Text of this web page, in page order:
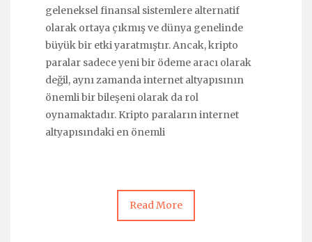
geleneksel finansal sistemlere alternatif
olarak ortaya çıkmış ve dünya genelinde
büyük bir etki yaratmıştır. Ancak, kripto
paralar sadece yeni bir ödeme aracı olarak
değil, aynı zamanda internet altyapısının
önemli bir bileşeni olarak da rol
oynamaktadır. Kripto paraların internet
altyapısındaki en önemli
Read More